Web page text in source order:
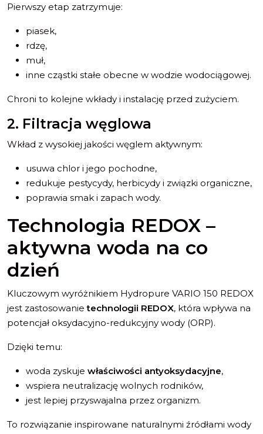
Pierwszy etap zatrzymuje:
piasek,
rdzę,
muł,
inne cząstki stałe obecne w wodzie wodociągowej.
Chroni to kolejne wkłady i instalację przed zużyciem.
2. Filtracja węglowa
Wkład z wysokiej jakości węglem aktywnym:
usuwa chlor i jego pochodne,
redukuje pestycydy, herbicydy i związki organiczne,
poprawia smak i zapach wody.
Technologia REDOX –
aktywna woda na co
dzień
Kluczowym wyróżnikiem Hydropure VARIO 150 REDOX
jest zastosowanietechnologii REDOX, która wpływa na
potencjał oksydacyjno-redukcyjny wody (ORP).
Dzięki temu:
woda zyskuje właściwości antyoksydacyjne,
wspiera neutralizację wolnych rodników,
jest lepiej przyswajalna przez organizm.
To rozwiązanie inspirowane naturalnymi źródłami wody